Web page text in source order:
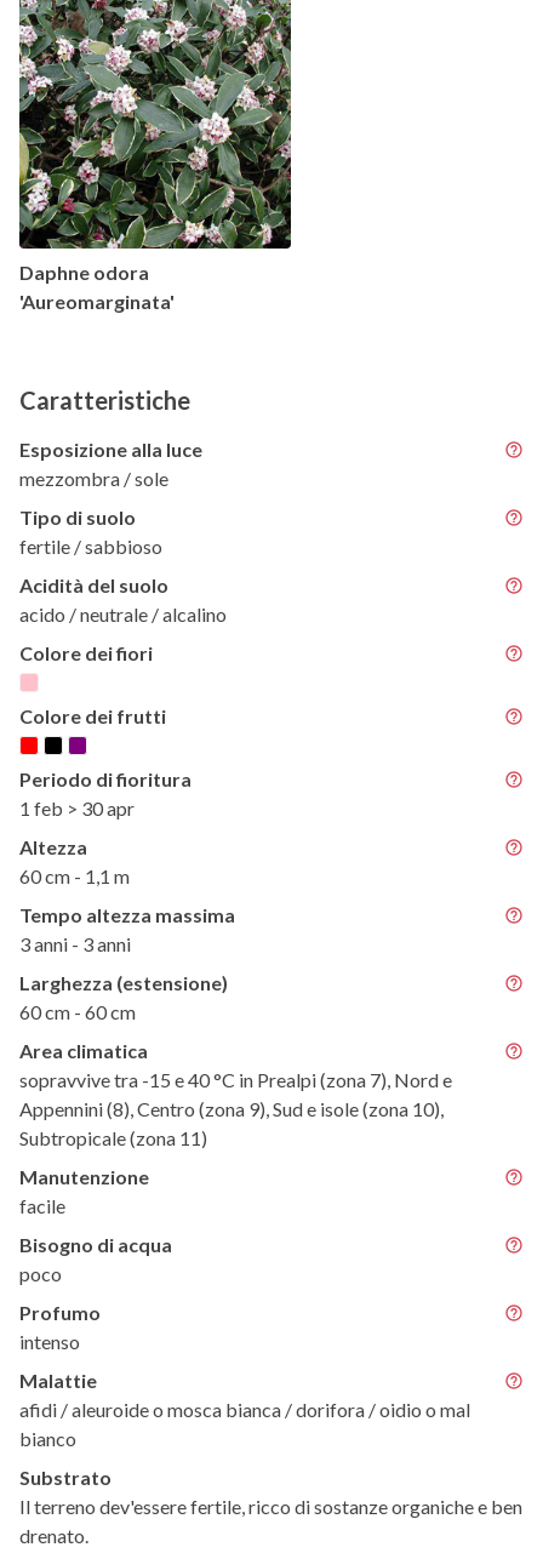
Daphne odora
'Aureomarginata'
Caratteristiche
Esposizione alla luce
mezzombra / sole
Tipo di suolo
fertile / sabbioso
Acidità del suolo
acido / neutrale / alcalino
Colore dei fiori
Colore dei frutti
Periodo di fioritura
1 feb > 30 apr
Altezza
60 cm - 1,1 m
Tempo altezza massima
3 anni - 3 anni
Larghezza (estensione)
60 cm - 60 cm
Area climatica
sopravvive tra -15 e 40 °C in Prealpi (zona 7), Nord e
Appennini (8), Centro (zona 9), Sud e isole (zona 10),
Subtropicale (zona 11)
Manutenzione
facile
Bisogno di acqua
poco
Profumo
intenso
Malattie
afidi / aleuroide o mosca bianca / dorifora / oidio o mal
bianco
Substrato
Il terreno dev'essere fertile, ricco di sostanze organiche e ben
drenato.